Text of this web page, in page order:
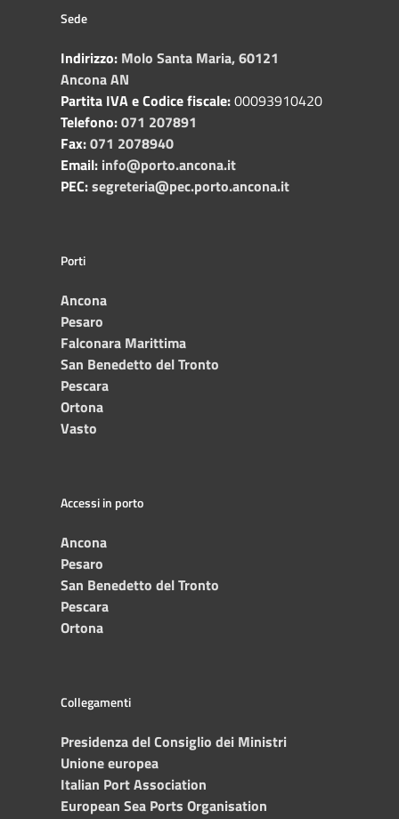
Sede
Indirizzo: Molo Santa Maria, 60121
Ancona AN
Partita IVA e Codice fiscale:00093910420
Telefono:071 207891
Fax:071 2078940
Email: info@porto.ancona.it
PEC:segreteria@pec.porto.ancona.it
Porti
Ancona
Pesaro
Falconara Marittima
San Benedetto del Tronto
Pescara
Ortona
Vasto
Accessi in porto
Ancona
Pesaro
San Benedetto del Tronto
Pescara
Ortona
Collegamenti
Presidenza del Consiglio dei Ministri
Unione europea
Italian Port Association
European Sea Ports Organisation